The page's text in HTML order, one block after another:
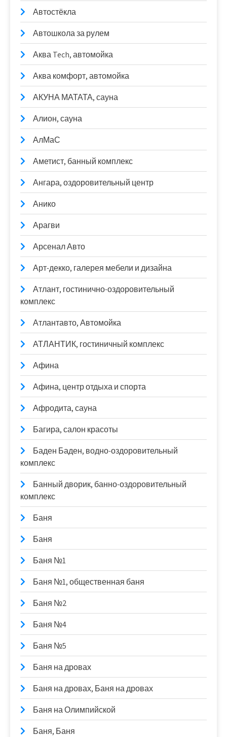
Автостёкла
Автошкола за рулем
Аква Tech, автомойка
Аква комфорт, автомойка
АКУНА МАТАТА, сауна
Алион, сауна
АлМаС
Аметист, банный комплекс
Ангара, оздоровительный центр
Анико
Арагви
Арсенал Авто
Арт-декко, галерея мебели и дизайна
Атлант, гостинично-оздоровительный
комплекс
Атлантавто, Автомойка
АТЛАНТИК, гостиничный комплекс
Афина
Афина, центр отдыха и спорта
Афродита, сауна
Багира, салон красоты
Баден Баден, водно-оздоровительный
комплекс
Банный дворик, банно-оздоровительный
комплекс
Баня
Баня
Баня №1
Баня №1, общественная баня
Баня №2
Баня №4
Баня №5
Баня на дровах
Баня на дровах, Баня на дровах
Баня на Олимпийской
Баня, Баня